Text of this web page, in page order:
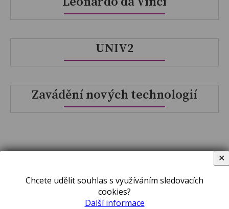
UNIV2
Zavádění nových technologií
PRO ZÁJEMCE
Chcete udělit souhlas s využíváním sledovacích
cookies?
Další informace
✕